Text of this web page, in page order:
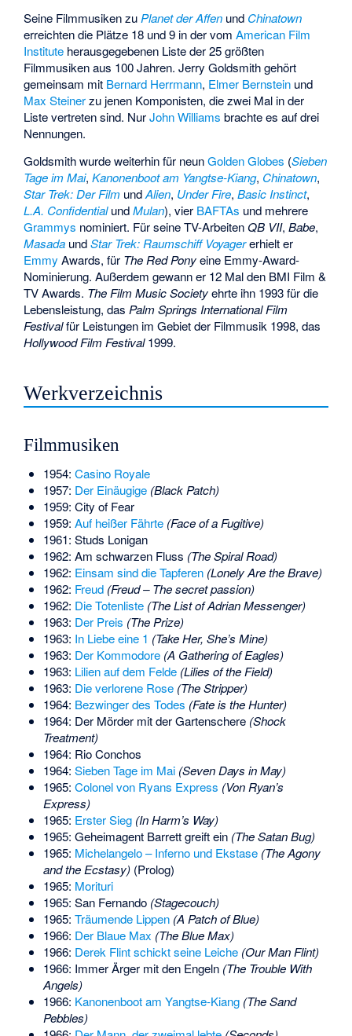
Seine Filmmusiken zuPlanet der Affen und Chinatown
erreichten die Plätze 18 und 9 in der vomAmerican Film
Institute herausgegebenen Liste der 25 größten
Filmmusiken aus 100 Jahren. Jerry Goldsmith gehört
gemeinsam mit Bernard Herrmann, Elmer Bernstein und
Max Steinerzu jenen Komponisten, die zwei Mal in der
Liste vertreten sind. NurJohn Williams brachte es auf drei
Nennungen.
Goldsmith wurde weiterhin für neunGolden Globes (Sieben
Tage im Mai,Kanonenboot am Yangtse-Kiang, Chinatown,
Star Trek: Der Film undAlien, Under Fire,Basic Instinct,
L.A. ConfidentialundMulan), vier BAFTAs und mehrere
Grammys nominiert. Für seine TV-ArbeitenQB VII,Babe,
Masada undStar Trek: Raumschiff Voyagererhielt er
Emmy Awards, für The Red Ponyeine Emmy-Award-
Nominierung. Außerdem gewann er 12 Mal den BMI Film &
TV Awards. The Film Music Societyehrte ihn 1993 für die
Lebensleistung, das Palm Springs International Film
Festivalfür Leistungen im Gebiet der Filmmusik 1998, das
Hollywood Film Festival1999.
Werkverzeichnis
Filmmusiken
1954: Casino Royale
1957: Der Einäugige (Black Patch)
1959: City of Fear
1959: Auf heißer Fährte (Face of a Fugitive)
1961: Studs Lonigan
1962: Am schwarzen Fluss (The Spiral Road)
1962: Einsam sind die Tapferen (Lonely Are the Brave)
1962: Freud (Freud – The secret passion)
1962: Die Totenliste (The List of Adrian Messenger)
1963: Der Preis (The Prize)
1963: In Liebe eine 1 (Take Her, She’s Mine)
1963: Der Kommodore (A Gathering of Eagles)
1963: Lilien auf dem Felde (Lilies of the Field)
1963: Die verlorene Rose (The Stripper)
1964: Bezwinger des Todes (Fate is the Hunter)
1964: Der Mörder mit der Gartenschere (Shock
Treatment)
1964: Rio Conchos
1964: Sieben Tage im Mai (Seven Days in May)
1965: Colonel von Ryans Express (Von Ryan’s
Express)
1965: Erster Sieg (In Harm’s Way)
1965: Geheimagent Barrett greift ein (The Satan Bug)
1965: Michelangelo – Inferno und Ekstase (The Agony
and the Ecstasy)(Prolog)
1965: Morituri
1965: San Fernando (Stagecouch)
1965: Träumende Lippen (A Patch of Blue)
1966: Der Blaue Max (The Blue Max)
1966: Derek Flint schickt seine Leiche (Our Man Flint)
1966: Immer Ärger mit den Engeln (The Trouble With
Angels)
1966: Kanonenboot am Yangtse-Kiang (The Sand
Pebbles)